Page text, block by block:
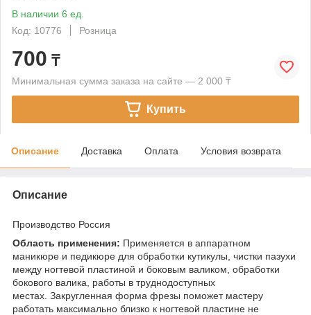
В наличии 6 ед.
Код: 10776
Розница
700 ₸
Минимальная сумма заказа на сайте — 2 000 ₸
Купить
Описание Доставка Оплата Условия возврата
Описание
Производство Россия
Область применения: Применяется в аппаратном
маникюре и педикюре для обработки кутикулы, чистки пазухи
между ногтевой пластиной и боковым валиком, обработки
бокового валика, работы в труднодоступных
местах. Закругленная форма фрезы поможет мастеру
работать максимально близко к ногтевой пластине не